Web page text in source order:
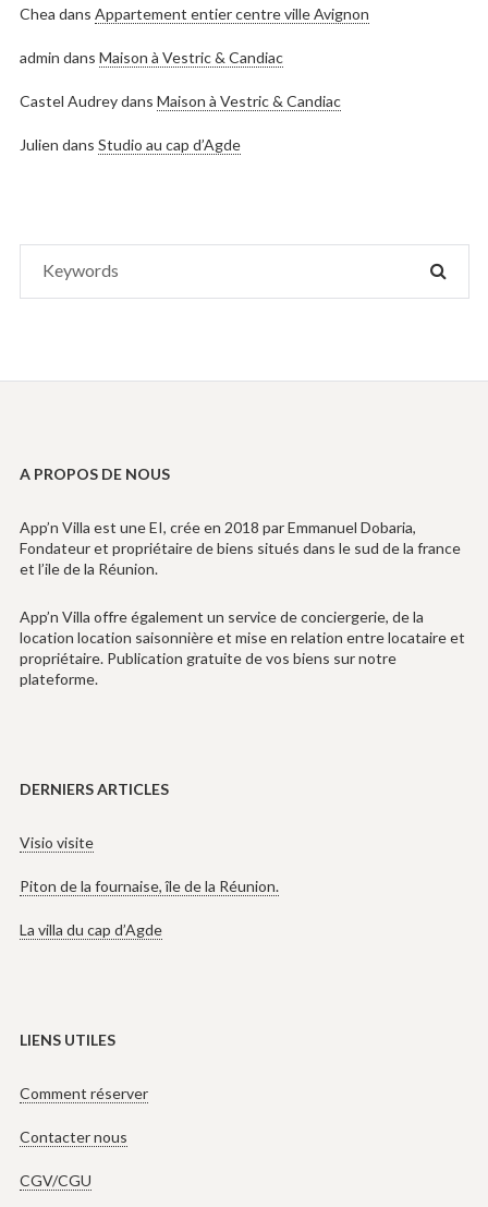
Chea dans Appartement entier centre ville Avignon
admin dans Maison à Vestric & Candiac
Castel Audreydans Maison à Vestric & Candiac
Julien dans Studio au cap d’Agde
A PROPOS DE NOUS
App’n Villa est une EI, crée en 2018 par Emmanuel Dobaria,
Fondateur et propriétaire de biens situés dans le sud de la france
et l’ile de la Réunion.
App’n Villa offre également un service de conciergerie, de la
location location saisonnière et mise en relation entre locataire et
propriétaire. Publication gratuite de vos biens sur notre
plateforme.
DERNIERS ARTICLES
Visio visite
Piton de la fournaise, île de la Réunion.
La villa du cap d’Agde
LIENS UTILES
Comment réserver
Contacter nous
CGV/CGU